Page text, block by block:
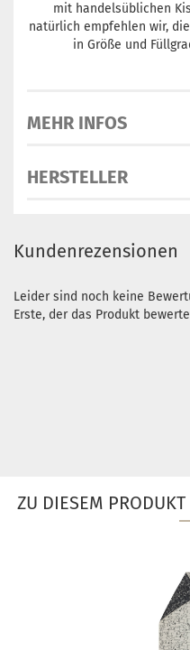
mit handelsüblichen
natürlich empfehlen wir,
in Größe und
MEHR INFOS
HERSTELLER
Kundenrezensionen
Leider sind noch keine
Erste, der das Produkt
ZU DIESEM